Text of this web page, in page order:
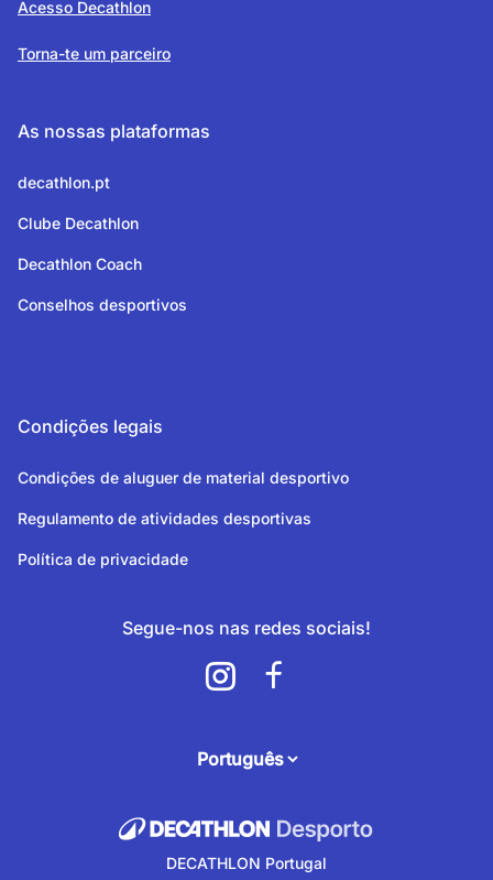
Acesso Decathlon
Torna-te um parceiro
As nossas plataformas
decathlon.pt
Clube Decathlon
Decathlon Coach
Conselhos desportivos
Condições legais
Condições de aluguer de material desportivo
Regulamento de atividades desportivas
Política de privacidade
Segue-nos nas redes sociais!
attendee.footer.language.label
DECATHLON Portugal